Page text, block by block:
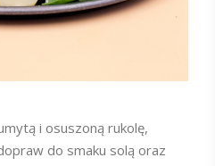
i osuszoną rukolę,
do smaku solą oraz